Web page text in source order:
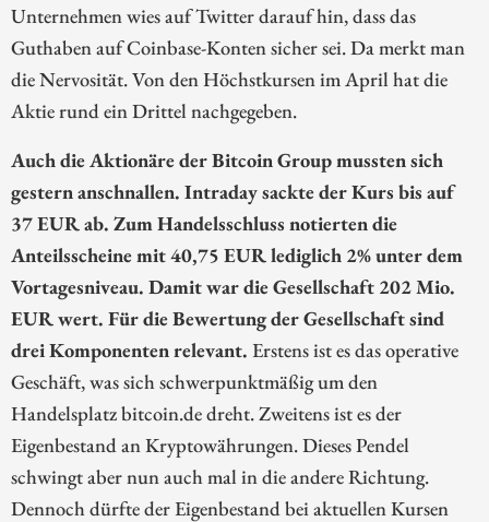
Unternehmen wies auf Twitter darauf hin, dass das
Guthaben auf Coinbase-Konten sicher sei. Da merkt man
die Nervosität. Von den Höchstkursen im April hat die
Aktie rund ein Drittel nachgegeben.
Auch die Aktionäre der Bitcoin Group mussten sich
gestern anschnallen. Intraday sackte der Kurs bis auf
37 EUR ab. Zum Handelsschluss notierten die
Anteilsscheine mit 40,75 EUR lediglich 2% unter dem
Vortagesniveau. Damit war die Gesellschaft 202 Mio.
EUR wert. Für die Bewertung der Gesellschaft sind
drei Komponenten relevant. Erstens ist es das operative
Geschäft, was sich schwerpunktmäßig um den
Handelsplatz bitcoin.de dreht. Zweitens ist es der
Eigenbestand an Kryptowährungen. Dieses Pendel
schwingt aber nun auch mal in die andere Richtung.
Dennoch dürfte der Eigenbestand bei aktuellen Kursen